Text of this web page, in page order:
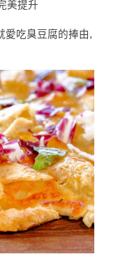
美提升
愛吃臭豆腐的捧由,